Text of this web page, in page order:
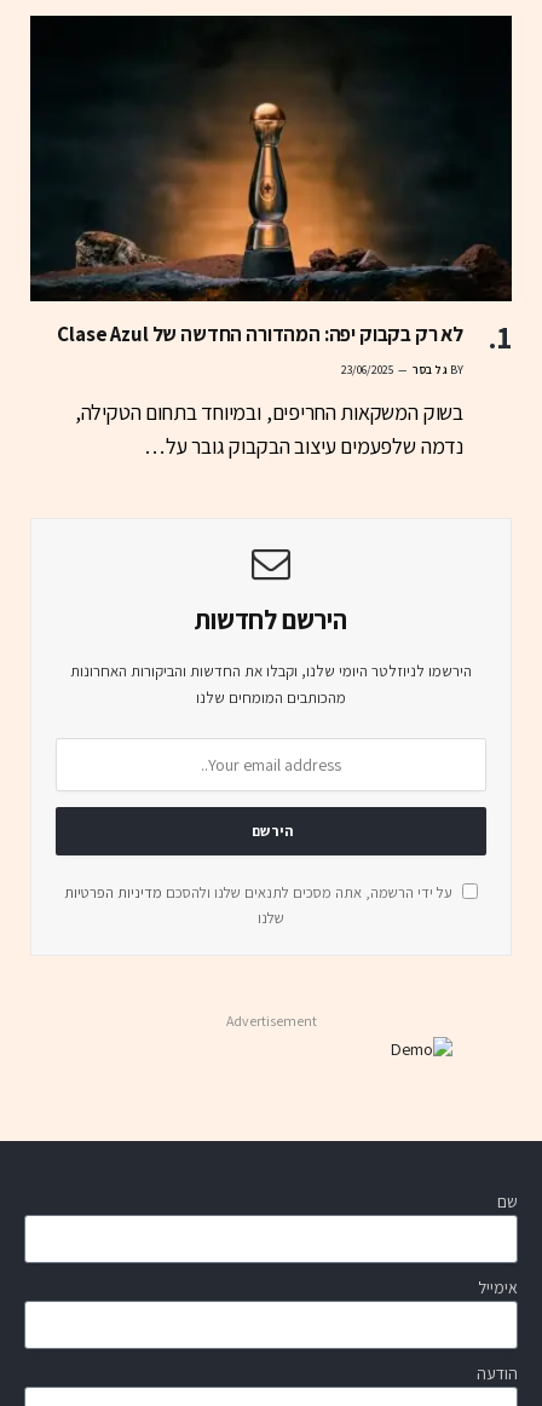
לא רק בקבוק יפה: המהדורה החדשה של Clase Azul
BY גל בסר 23/06/2025
בשוק המשקאות החריפים, ובמיוחד בתחום הטקילה,
נדמה שלפעמים עיצוב הבקבוק גובר על…
הירשם לחדשות
הירשמו לניוזלטר היומי שלנו, וקבלו את החדשות והביקורות האחרונות
מהכותבים המומחים שלנו
על ידי הרשמה, אתה מסכים לתנאים שלנו ולהסכם מדיניות הפרטיות
שלנו
Advertisement
שם
אימייל
הודעה